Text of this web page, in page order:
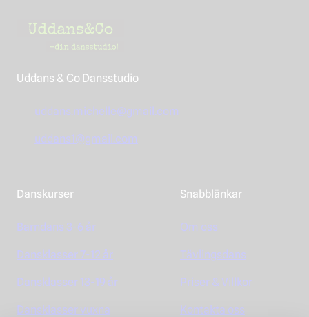
Uddans & Co Dansstudio
uddans.michelle@gmail.com
uddans1@gmail.com
Danskurser
Barndans 3-6 år
Dansklasser 7-12 år
Dansklasser 13-19 år
Dansklasser vuxna
Snabblänkar
Om oss
Tävlingsdans
Priser & Villkor
Kontakta oss